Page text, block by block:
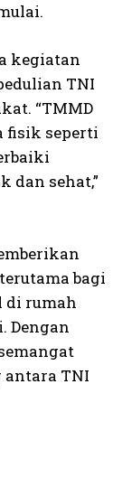
kegiatan
TNI
“TMMD
fisik seperti
dan sehat,”
bagi
di rumah
Dengan
antara TNI